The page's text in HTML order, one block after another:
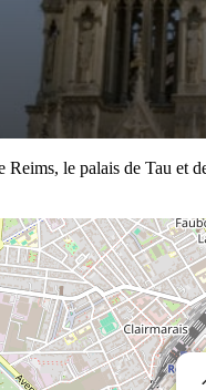
le palais de Tau